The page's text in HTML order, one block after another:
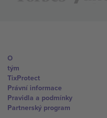
O
tým
TixProtect
Právní informace
Pravidla a podmínky
Partnerský program